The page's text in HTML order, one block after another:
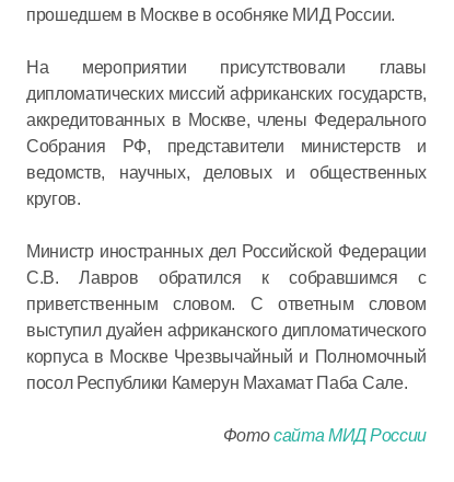
прошедшем в Москве в особняке МИД России.
На мероприятии присутствовали главы
дипломатических миссий африканских государств,
аккредитованных в Москве, члены Федерального
Собрания РФ, представители министерств и
ведомств, научных, деловых и общественных
кругов.
Министр иностранных дел Российской Федерации
С.В. Лавров обратился к собравшимся с
приветственным словом. С ответным словом
выступил дуайен африканского дипломатического
корпуса в Москве Чрезвычайный и Полномочный
посол Республики Камерун Махамат Паба Сале.
Фотосайта МИД России